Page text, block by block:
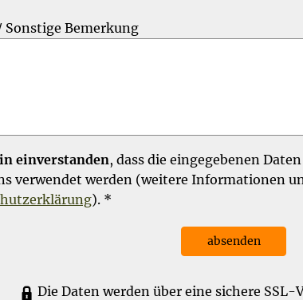
Sonstige Bemerkung
einverstanden, dass die eingegebenen
verwendet werden (weitere Informationen
). *
absenden
Die Daten werden über eine sichere